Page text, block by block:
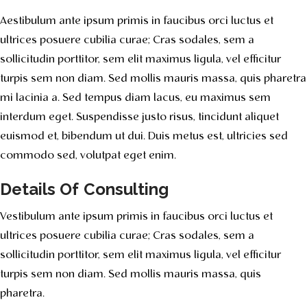
Aestibulum ante ipsum primis in faucibus orci luctus et
ultrices posuere cubilia curae; Cras sodales, sem a
sollicitudin porttitor, sem elit maximus ligula, vel efficitur
turpis sem non diam. Sed mollis mauris massa, quis pharetra
mi lacinia a. Sed tempus diam lacus, eu maximus sem
interdum eget. Suspendisse justo risus, tincidunt aliquet
euismod et, bibendum ut dui. Duis metus est, ultricies sed
commodo sed, volutpat eget enim.
Details Of Consulting
Vestibulum ante ipsum primis in faucibus orci luctus et
ultrices posuere cubilia curae; Cras sodales, sem a
sollicitudin porttitor, sem elit maximus ligula, vel efficitur
turpis sem non diam. Sed mollis mauris massa, quis
pharetra.